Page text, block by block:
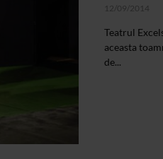
12/09/2014
Teatrul
aceasta
de...